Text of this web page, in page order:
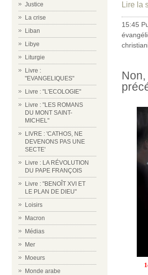
Justice
La crise
Liban
Libye
Liturgie
Livre :
"EVANGELIQUES"
Livre : "L'ECOLOGIE"
Livre : "LES ROMANS
DU MONT SAINT-
MICHEL"
LIVRE : 'CATHOS, NE
DEVENONS PAS UNE
SECTE'
Livre : LA RÉVOLUTION
DU PAPE FRANÇOIS
Livre : "BENOÎT XVI ET
LE PLAN DE DIEU"
Loisirs
Macron
Médias
Mer
Moeurs
Monde arabe
Lire la
15:45